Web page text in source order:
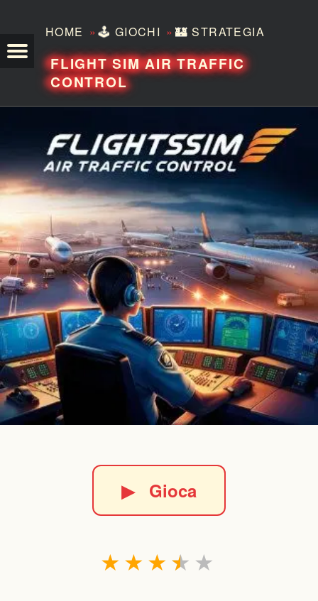
HOME »🕹️ GIOCHI »🏰 STRATEGIA
FLIGHT SIM AIR TRAFFIC
CONTROL
▶Gioca
★
★
★
★
★